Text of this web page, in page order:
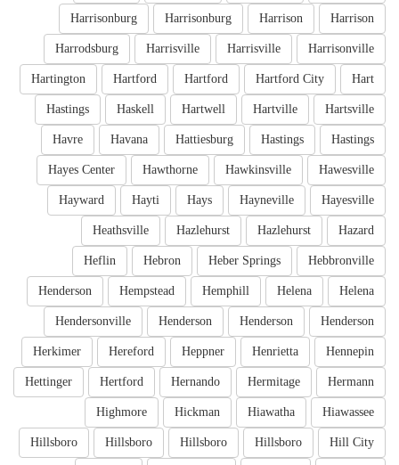
Harrison
Harrison
Harrisonburg
Harrisonburg
Harrisonville
Harrisville
Harrisville
Harrodsburg
Hart
Hartford City
Hartford
Hartford
Hartington
Hartsville
Hartville
Hartwell
Haskell
Hastings
Hastings
Hastings
Hattiesburg
Havana
Havre
Hawesville
Hawkinsville
Hawthorne
Hayes Center
Hayesville
Hayneville
Hays
Hayti
Hayward
Hazard
Hazlehurst
Hazlehurst
Heathsville
Hebbronville
Heber Springs
Hebron
Heflin
Helena
Helena
Hemphill
Hempstead
Henderson
Henderson
Henderson
Henderson
Hendersonville
Hennepin
Henrietta
Heppner
Hereford
Herkimer
Hermann
Hermitage
Hernando
Hertford
Hettinger
Hiawassee
Hiawatha
Hickman
Highmore
Hill City
Hillsboro
Hillsboro
Hillsboro
Hillsboro